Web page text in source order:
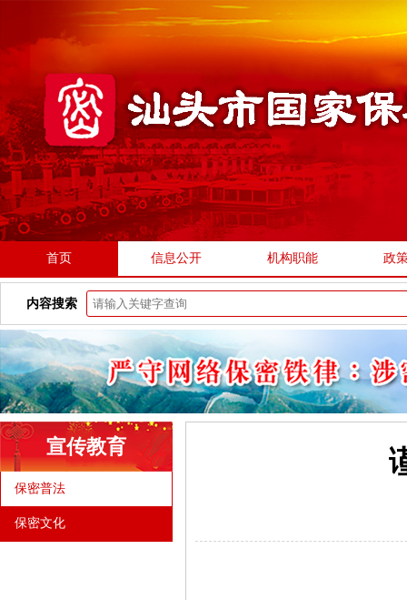
首页 信息公开 机构职能 政
内容搜索
宣传教育
保密普法
保密文化